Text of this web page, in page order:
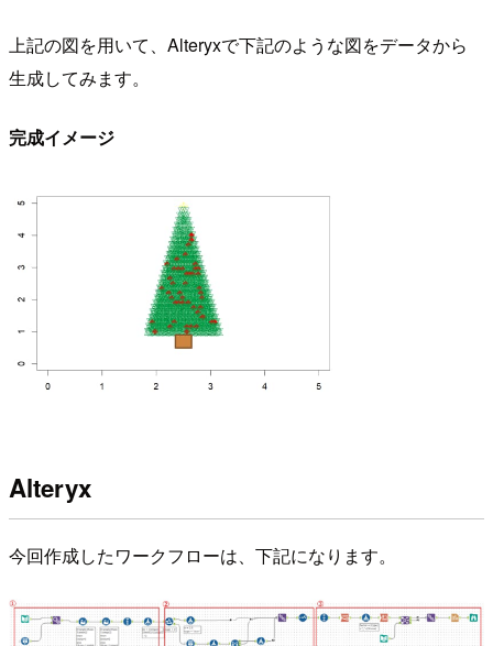
上記の図を用いて、Alteryxで下記のような図をデータから
生成してみます。
完成イメージ
Alteryx
今回作成したワークフローは、下記になります。